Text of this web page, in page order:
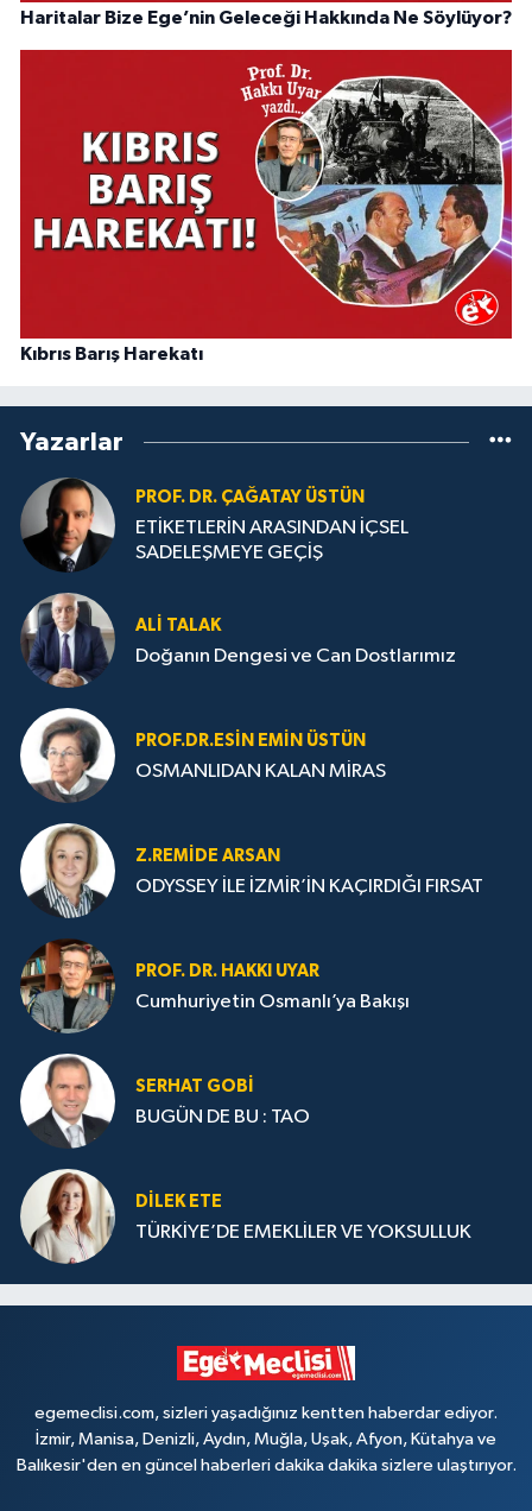
Haritalar Bize Ege’nin Geleceği Hakkında Ne Söylüyor?
Kıbrıs Barış Harekatı
Yazarlar
PROF. DR. ÇAĞATAY ÜSTÜN
ETİKETLERİN ARASINDAN İÇSEL
SADELEŞMEYE GEÇİŞ
ALI TALAK
Doğanın Dengesi ve Can Dostlarımız
PROF.DR.ESIN EMIN ÜSTÜN
OSMANLIDAN KALAN MİRAS
Z.REMIDE ARSAN
ODYSSEY İLE İZMİR’İN KAÇIRDIĞI FIRSAT
PROF. DR. HAKKI UYAR
Cumhuriyetin Osmanlı’ya Bakışı
SERHAT GOBİ
BUGÜN DE BU : TAO
DILEK ETE
TÜRKİYE’DE EMEKLİLER VE YOKSULLUK
egemeclisi.com, sizleri yaşadığınız kentten haberdar ediyor.
İzmir, Manisa, Denizli, Aydın, Muğla, Uşak, Afyon, Kütahya ve
Balıkesir'den en güncel haberleri dakika dakika sizlere ulaştırıyor.